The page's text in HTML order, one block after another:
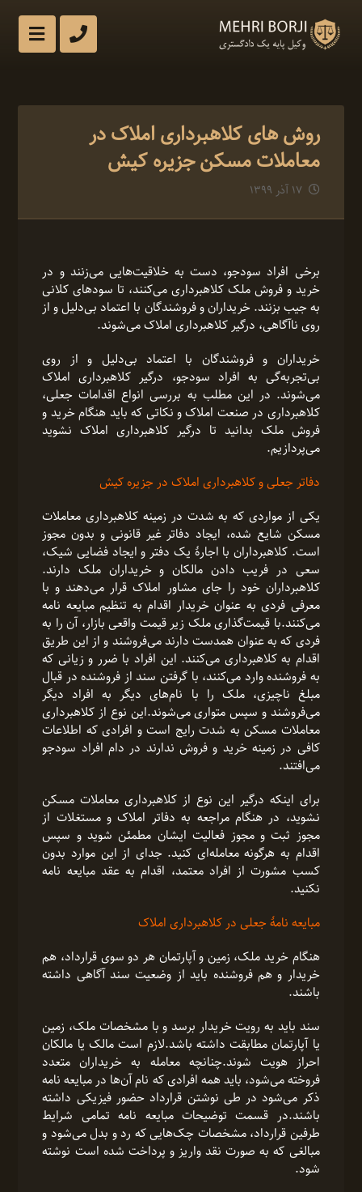
روش های کلاهبرداری املاک در
معاملات مسکن جزیره کیش
۱۷ آذر ۱۳۹۹
برخی افراد سودجو، دست به خلاقیت‌هایی می‌زنند و در
خرید و فروش ملک کلاهبرداری می‌کنند، تا سودهای کلانی
به جیب بزنند. خریداران و فروشندگان با اعتماد بی‌‌دلیل و از
روی ناآگاهی، درگیر کلاهبرداری املاک‌ می‌شوند.
خریداران و فروشندگان با اعتماد بی‌‌دلیل و از روی
بی‌تجربه‌گی به افراد سودجو، درگیر کلاهبرداری املاک‌
می‌شوند. در این مطلب به بررسی انواع اقدامات جعلی،
کلاهبرداری در صنعت املاک و نکاتی که باید هنگام خرید و
فروش ملک بدانید تا درگیر کلاهبرداری املاک نشوید
می‌پردازیم.
دفاتر جعلی و کلاهبرداری املاک در جزیره کیش
یکی از مواردی که به شدت در زمینه کلاهبرداری معاملات
مسکن شایع شده، ایجاد دفاتر غیر قانونی و بدون مجوز
است. کلاهبرداران با اجارۀ یک دفتر و ایجاد فضایی شیک،
سعی در فریب دادن مالکان و خریداران ملک دارند.
کلاهبرداران خود را جای مشاور املاک قرار می‌دهند و با
معرفی فردی به عنوان خریدار اقدام به تنظیم مبایعه نامه
می‌کنند.با قیمت‌گذاری ملک زیر قیمت واقعی بازار، آن را به
فردی که به عنوان همدست دارند می‌فروشند و از این طریق
اقدام به کلاهبرداری می‌کنند. این افراد با ضرر و زیانی که
به فروشنده وارد می‌کنند، با گرفتن سند از فروشنده در قبال
مبلغ ناچیزی، ملک را با نام‌های دیگر به افراد دیگر
می‌فروشند و سپس متواری می‌شوند.این نوع از کلاهبرداری
معاملات مسکن به شدت رایج است و افرادی که اطلاعات
کافی در زمینه خرید و فروش ندارند در دام افراد سودجو
می‌افتند.
برای اینکه درگیر این نوع از کلاهبرداری معاملات مسکن
نشوید، در هنگام مراجعه به دفاتر املاک و مستغلات از
مجوز ثبت و مجوز فعالیت ایشان مطمئن شوید و سپس
اقدام به هرگونه معامله‌ای کنید. جدای از این موارد بدون
کسب مشورت از افراد معتمد، اقدام به عقد مبایعه نامه
نکنید.
مبایعه نامۀ جعلی در کلاهبرداری املاک
هنگام خرید ملک، زمین و آپارتمان هر دو سوی قرارداد، هم
خریدار و هم فروشنده باید از وضعیت سند آگاهی داشته
باشند.
سند باید به رویت خریدار برسد و با مشخصات ملک، زمین
یا آپارتمان مطابقت داشته باشد.لازم است مالک یا مالکان
احراز هویت شوند.چنانچه معامله به خریداران متعدد
فروخته می‌شود، باید همه افرادی که نام آن‌ها در مبایعه نامه
ذکر می‌شود در طی نوشتن قرارداد حضور فیزیکی داشته
باشند.در قسمت توضیحات مبایعه نامه تمامی شرایط
طرفین قرارداد، مشخصات چک‌هایی که رد و بدل می‌شود و
مبالغی که به صورت نقد واریز و پرداخت شده است نوشته
شود.